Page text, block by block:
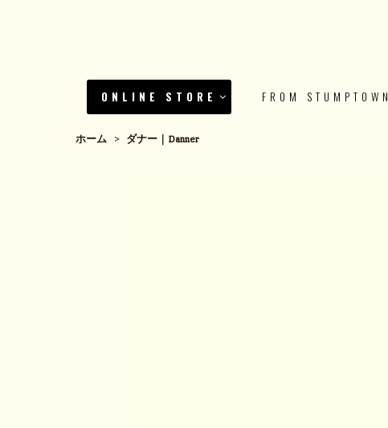
ONLINE STORE FROM STUMPTOWN
ホーム > ダナー｜Danner